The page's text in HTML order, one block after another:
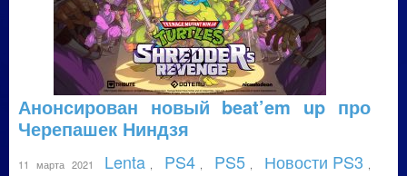
Анонсирован новый beat’em up про
Черепашек Ниндзя
11 марта 2021 Lenta PS4 PS5 Новости PS3